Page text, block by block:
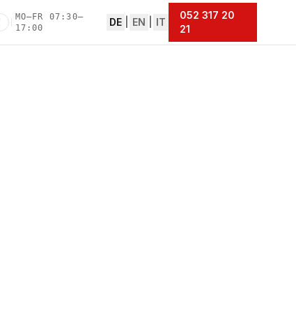
MO–FR 07:30–
17:00
DE EN IT
052 317 20
21